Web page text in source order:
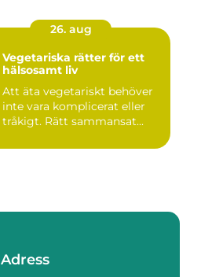
26. aug
Vegetariska rätter för ett
hälsosamt liv
Att äta vegetariskt behöver
inte vara komplicerat eller
tråkigt. Rätt sammansat...
Adress